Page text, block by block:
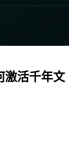
激活千年文